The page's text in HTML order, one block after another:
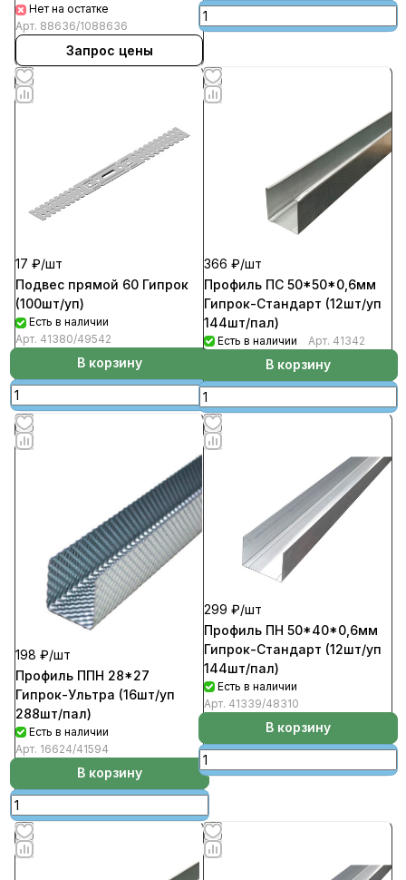
Нет на остатке
Арт. 88636/1088636
Запрос цены
17 ₽/шт
Подвес прямой 60 Гипрок
(100шт/уп)
Есть в наличии
Арт. 41380/49542
В корзину
366 ₽/шт
Профиль ПС 50*50*0,6мм
Гипрок-Стандарт (12шт/уп
144шт/пал)
Есть в наличии Арт. 41342
В корзину
198 ₽/шт
Профиль ППН 28*27
Гипрок-Ультра (16шт/уп
288шт/пал)
Есть в наличии
Арт. 16624/41594
В корзину
299 ₽/шт
Профиль ПН 50*40*0,6мм
Гипрок-Стандарт (12шт/уп
144шт/пал)
Есть в наличии
Арт. 41339/48310
В корзину